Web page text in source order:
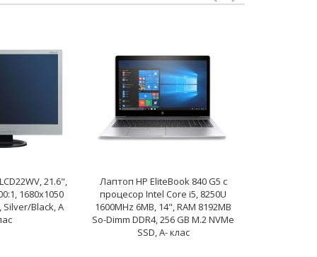
21.6",
1680x1050
Silver/Black, А
Лаптоп HP EliteBook 840 G5 с
процесор Intel Core i5, 8250U
1600MHz 6MB, 14", RAM 8192MB
So-Dimm DDR4, 256 GB M.2 NVMe
SSD, A- клас